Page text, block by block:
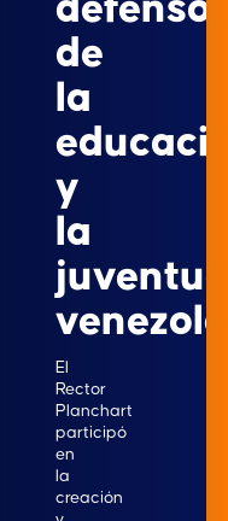
defensor
de
la
y
la
El
Rector
Planchart
participó
en
la
creación